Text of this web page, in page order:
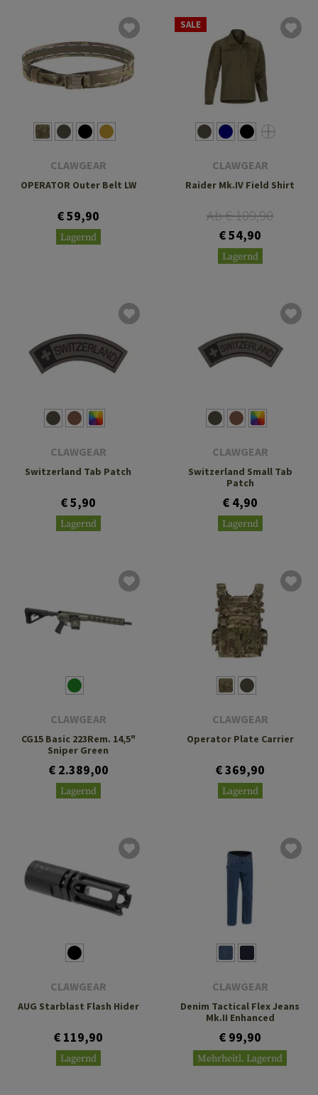
CLAWGEAR
OPERATOR Outer Belt LW
€ 59,90
Lagernd
SALE
CLAWGEAR
Raider Mk.IV Field Shirt
Ab € 109,90
€ 54,90
Lagernd
CLAWGEAR
Switzerland Tab Patch
€ 5,90
Lagernd
CLAWGEAR
Switzerland Small Tab
Patch
€ 4,90
Lagernd
CLAWGEAR
CG15 Basic 223Rem. 14,5"
Sniper Green
€ 2.389,00
Lagernd
CLAWGEAR
Operator Plate Carrier
€ 369,90
Lagernd
CLAWGEAR
AUG Starblast Flash Hider
€ 119,90
Lagernd
CLAWGEAR
Denim Tactical Flex Jeans
Mk.II Enhanced
€ 99,90
Mehrheitl. Lagernd